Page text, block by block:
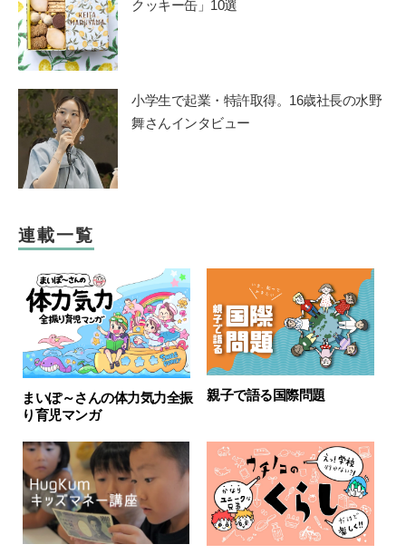
クッキー缶」10選
小学生で起業・特許取得。16歳社長の水野
舞さんインタビュー
連載一覧
まいぽ～さんの体力気力全振
り育児マンガ
親子で語る国際問題